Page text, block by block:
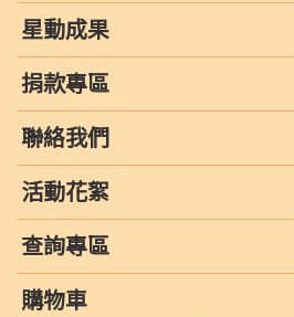
星動成果
捐款專區
聯絡我們
活動花絮
查詢專區
購物車